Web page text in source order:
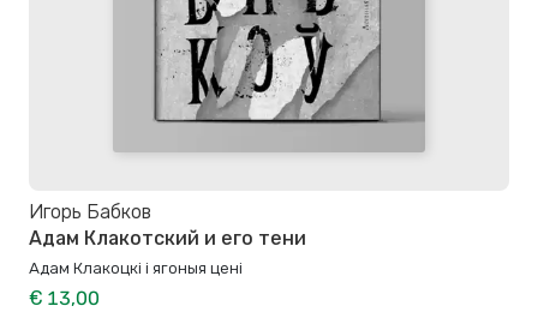
Игорь Бабков
Адам Клакотский и его тени
Адам Клакоцкі і ягоныя цені
€ 13,00